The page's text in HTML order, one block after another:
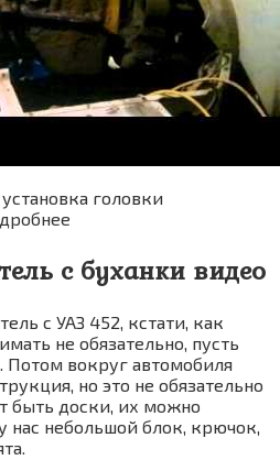
головки
с буханки видео
с УАЗ 452, кстати, как
не обязательно, пусть
Потом вокруг автомобиля
но это не обязательно
быть доски, их можно
нас небольшой блок, крючок,